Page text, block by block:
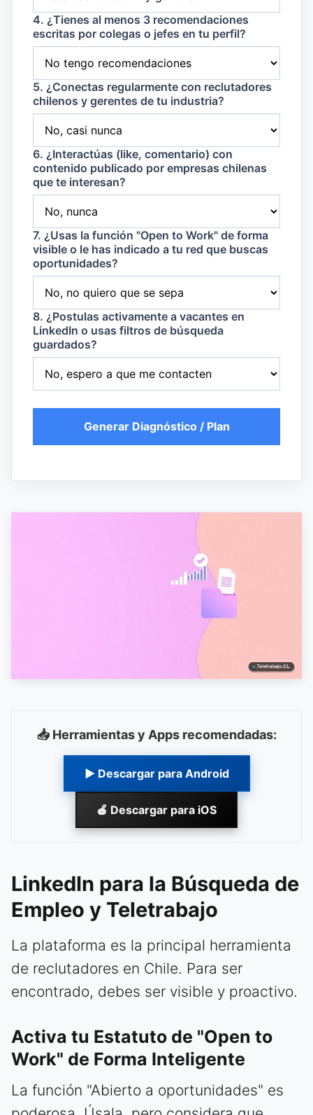
4. ¿Tienes al menos 3 recomendaciones
escritas por colegas o jefes en tu perfil?
5. ¿Conectas regularmente con reclutadores
chilenos y gerentes de tu industria?
6. ¿Interactúas (like, comentario) con
contenido publicado por empresas chilenas
que te interesan?
7. ¿Usas la función "Open to Work" de forma
visible o le has indicado a tu red que buscas
oportunidades?
8. ¿Postulas activamente a vacantes en
LinkedIn o usas filtros de búsqueda
guardados?
Generar Diagnóstico / Plan
📥 Herramientas y Apps recomendadas:
▶ Descargar para Android
🍎 Descargar para iOS
LinkedIn para la Búsqueda de
Empleo y Teletrabajo
La plataforma es la principal herramienta
de reclutadores en Chile. Para ser
encontrado, debes ser visible y proactivo.
Activa tu Estatuto de "Open to
Work" de Forma Inteligente
La función "Abierto a oportunidades" es